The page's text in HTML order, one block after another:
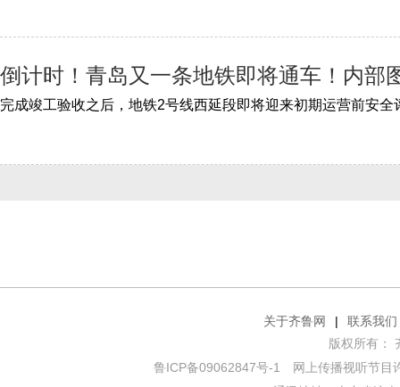
倒计时！青岛又一条地铁即将通车！内部
关于齐鲁网 |
联系我们
版权所有：
鲁ICP备09062847号-1
网上传播视听节目